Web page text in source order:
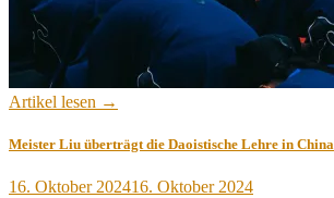
Artikel lesen →
Meister Liu überträgt die Daoistische Lehre in China
Veröffentlicht
16. Oktober 202416. Oktober 2024